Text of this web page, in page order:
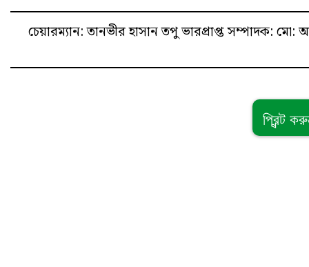
চেয়ারম্যান: তানভীর হাসান তপুভারপ্রাপ্ত সম্পাদক:
প্রিন্ট